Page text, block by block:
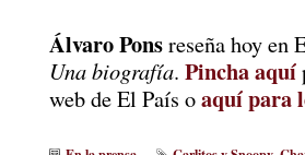
Álvaro Ponsreseña hoy en
Una biografía. Pincha aquí
web de El País oaquí para